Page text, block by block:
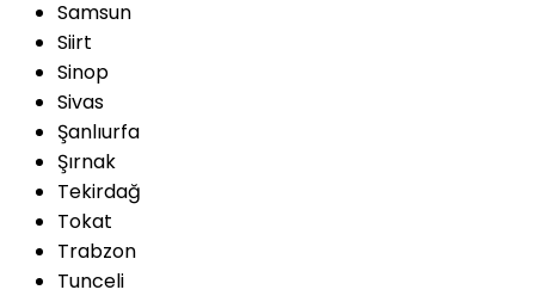
Samsun
Siirt
Sinop
Sivas
Şanlıurfa
Şırnak
Tekirdağ
Tokat
Trabzon
Tunceli